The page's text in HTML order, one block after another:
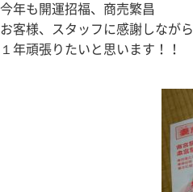
今年も開運招福、商売繁昌
お客様、スタッフに感謝しながら
１年頑張りたいと思います！！